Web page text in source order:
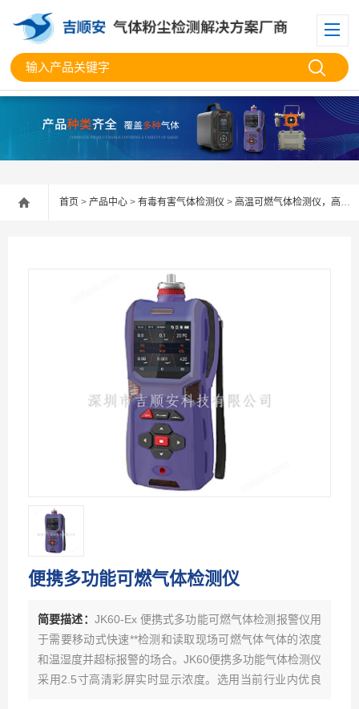
首页 > 产品中心 > 有毒有害气体检测仪 > 高温可燃气体检测仪，高温可燃气体报警器
便携多功能可燃气体检测仪
简要描述： JK60-Ex 便携式多功能可燃气体检测报警仪用
于需要移动式快速**检测和读取现场可燃气体气体的浓度
和温湿度并超标报警的场合。JK60便携多功能气体检测仪
采用2.5寸高清彩屏实时显示浓度。选用当前行业内优良